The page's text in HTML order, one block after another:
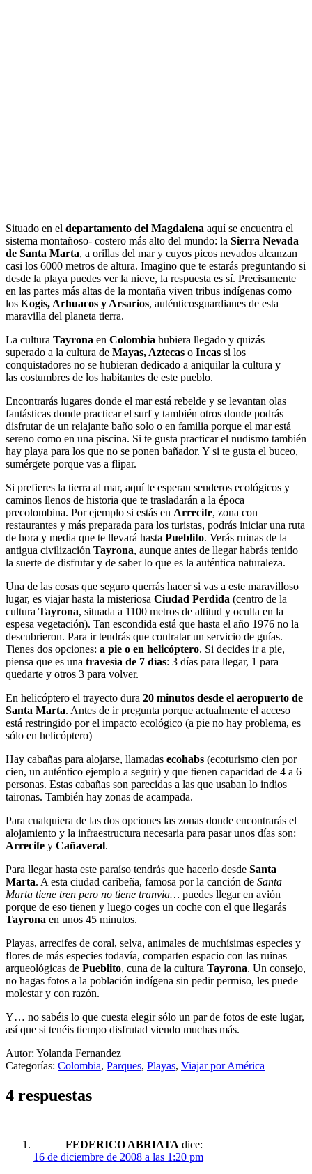
Situado en el departamento del Magdalena aquí se encuentra el
sistema montañoso- costero más alto del mundo: la Sierra Nevada
de Santa Marta, a orillas del mar y cuyos picos nevados alcanzan
casi los 6000 metros de altura. Imagino que te estarás preguntando si
desde la playa puedes ver la nieve, la respuesta es sí. Precisamente
en las partes más altas de la montaña viven tribus indígenas como
los Kogis, Arhuacos y Arsarios, auténticosguardianes de esta
maravilla del planeta tierra.
La cultura Tayrona en Colombia hubiera llegado y quizás
superado a la cultura de Mayas, Aztecas o Incas si los
conquistadores no se hubieran dedicado a aniquilar la cultura y
las costumbres de los habitantes de este pueblo.
Encontrarás lugares donde el mar está rebelde y se levantan olas
fantásticas donde practicar el surf y también otros donde podrás
disfrutar de un relajante baño solo o en familia porque el mar está
sereno como en una piscina. Si te gusta practicar el nudismo también
hay playa para los que no se ponen bañador. Y si te gusta el buceo,
sumérgete porque vas a flipar.
Si prefieres la tierra al mar, aquí te esperan senderos ecológicos y
caminos llenos de historia que te trasladarán a la época
precolombina. Por ejemplo si estás en Arrecife, zona con
restaurantes y más preparada para los turistas, podrás iniciar una ruta
de hora y media que te llevará hasta Pueblito. Verás ruinas de la
antigua civilización Tayrona, aunque antes de llegar habrás tenido
la suerte de disfrutar y de saber lo que es la auténtica naturaleza.
Una de las cosas que seguro querrás hacer si vas a este maravilloso
lugar, es viajar hasta la misteriosa Ciudad Perdida (centro de la
cultura Tayrona, situada a 1100 metros de altitud y oculta en la
espesa vegetación). Tan escondida está que hasta el año 1976 no la
descubrieron. Para ir tendrás que contratar un servicio de guías.
Tienes dos opciones: a pie o en helicóptero. Si decides ir a pie,
piensa que es una travesía de 7 días: 3 días para llegar, 1 para
quedarte y otros 3 para volver.
En helicóptero el trayecto dura 20 minutos desde el aeropuerto de
Santa Marta. Antes de ir pregunta porque actualmente el acceso
está restringido por el impacto ecológico (a pie no hay problema, es
sólo en helicóptero)
Hay cabañas para alojarse, llamadas ecohabs (ecoturismo cien por
cien, un auténtico ejemplo a seguir) y que tienen capacidad de 4 a 6
personas. Estas cabañas son parecidas a las que usaban lo indios
taironas. También hay zonas de acampada.
Para cualquiera de las dos opciones las zonas donde encontrarás el
alojamiento y la infraestructura necesaria para pasar unos días son:
Arrecife y Cañaveral.
Para llegar hasta este paraíso tendrás que hacerlo desde Santa
Marta. A esta ciudad caribeña, famosa por la canción de Santa
Marta tiene tren pero no tiene tranvia… puedes llegar en avión
porque de eso tienen y luego coges un coche con el que llegarás
Tayrona en unos 45 minutos.
Playas, arrecifes de coral, selva, animales de muchísimas especies y
flores de más especies todavía, comparten espacio con las ruinas
arqueológicas de Pueblito, cuna de la cultura Tayrona. Un consejo,
no hagas fotos a la población indígena sin pedir permiso, les puede
molestar y con razón.
Y… no sabéis lo que cuesta elegir sólo un par de fotos de este lugar,
así que si tenéis tiempo disfrutad viendo muchas más.
Autor: Yolanda Fernandez
Categorías: Colombia, Parques, Playas, Viajar por América
4 respuestas
FEDERICO ABRIATA dice:
16 de diciembre de 2008 a las 1:20 pm